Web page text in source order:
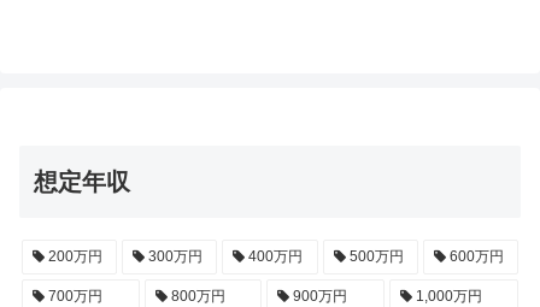
想定年収
200万円 300万円 400万円 500万円 600万円
700万円 800万円 900万円 1,000万円